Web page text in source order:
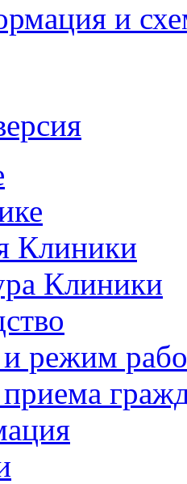
и
Клиники
Клиники
режим